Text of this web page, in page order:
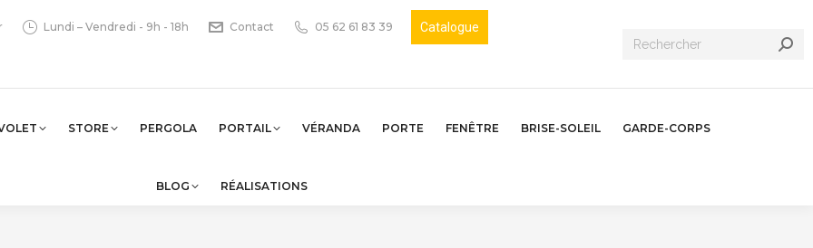
Lundi – Vendredi - 9h - 18h Contact 05 62 61 83 39 Catalogue
Recherche
STORE PERGOLA PORTAIL VÉRANDA PORTE FENÊTRE BRISE-SOLEIL GARDE-CORPS
BLOG RÉALISATIONS